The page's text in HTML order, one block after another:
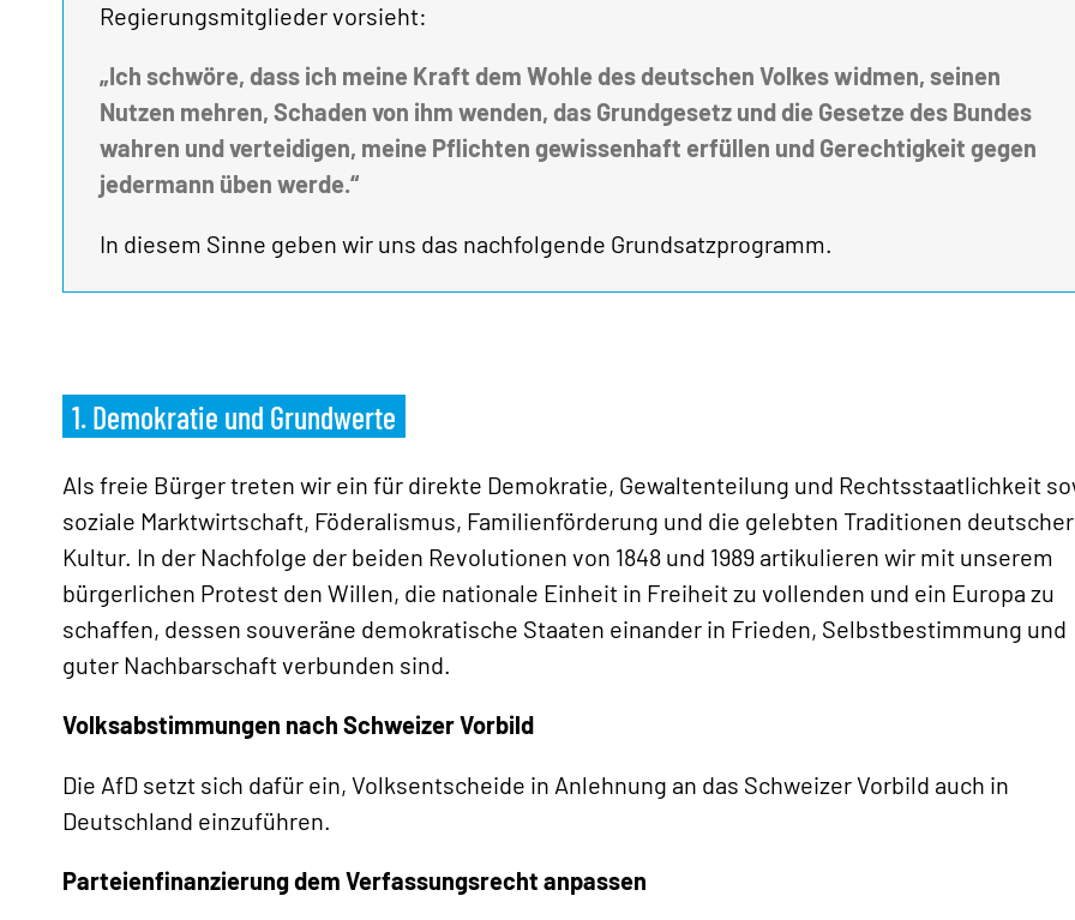
Regierungsmitglieder vorsieht:
„Ich schwöre, dass ich meine Kraft dem Wohle des deutschen Volkes widmen, seinen
Nutzen mehren, Schaden von ihm wenden, das Grundgesetz und die Gesetze des Bundes
wahren und verteidigen, meine Pflichten gewissenhaft erfüllen und Gerechtigkeit gegen
jedermann üben werde.“
In diesem Sinne geben wir uns das nachfolgende Grundsatzprogramm.
1. Demokratie und Grundwerte
Als freie Bürger treten wir ein für direkte Demokratie, Gewaltenteilung und Rechtsstaatlichkeit
soziale Marktwirtschaft, Föderalismus, Familienförderung und die gelebten Traditionen deutscher
Kultur. In der Nachfolge der beiden Revolutionen von 1848 und 1989 artikulieren wir mit unserem
bürgerlichen Protest den Willen, die nationale Einheit in Freiheit zu vollenden und ein Europa zu
schaffen, dessen souveräne demokratische Staaten einander in Frieden, Selbstbestimmung und
guter Nachbarschaft verbunden sind.
Volksabstimmungen nach Schweizer Vorbild
Die AfD setzt sich dafür ein, Volksentscheide in Anlehnung an das Schweizer Vorbild auch in
Deutschland einzuführen.
Parteienfinanzierung dem Verfassungsrecht anpassen